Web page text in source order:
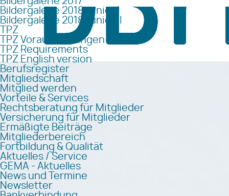
Bildergalerie 2018 Junior I
Bildergalerie 2018 Junior II
TPZ
TPZ Voraussetzungen
TPZ Requirements
TPZ English version
Berufsregister
Mitgliedschaft
Mitglied werden
Vorteile & Services
Rechtsberatung für Mitglieder
Versicherung für Mitglieder
Ermäßigte Beiträge
Mitgliederbereich
Fortbildung & Qualität
Aktuelles / Service
GEMA - Aktuelles
News und Termine
Newsletter